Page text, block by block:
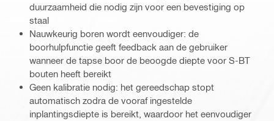
duurzaamheid die nodig zijn voor een bevestiging op
staal
Nauwkeurig boren wordt eenvoudiger: de
boorhulpfunctie geeft feedback aan de gebruiker
wanneer de tapse boor de beoogde diepte voor S-BT
bouten heeft bereikt
Geen kalibratie nodig: het gereedschap stopt
automatisch zodra de vooraf ingestelde
inplantingsdiepte is bereikt, waardoor het eenvoudiger